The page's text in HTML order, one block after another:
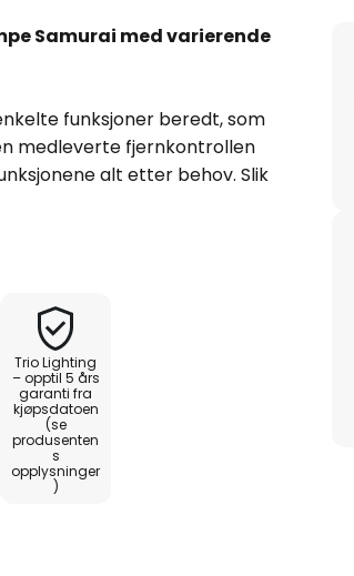
Samurai med varierende
funksjoner beredt, som
medleverte fjernkontrollen
alt etter behov. Slik
velge lysfarge, mellom
anvendbar. Dessuten har
funkler den fiktive
til å drømme. Utseendet av
form med avrundede
lite kvadrat i midten av
til Samurai er akkurat like
Trio Lighting
– opptil 5 års
garanti fra
kjøpsdatoen
(se
produsenten
s
opplysninger
)